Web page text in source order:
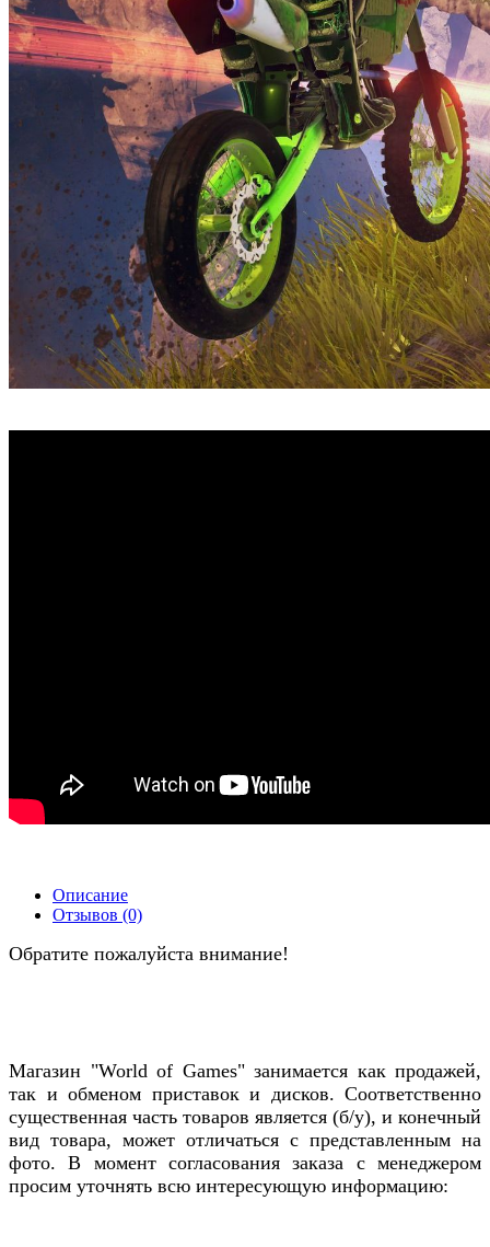
Описание
Отзывов (0)
Обратите пожалуйста внимание!
Магазин "World of Games" занимается как продажей,
так и обменом приставок и дисков. Соответственно
существенная часть товаров является (б/у), и конечный
вид товара, может отличаться с представленным на
фото. В момент согласования заказа с менеджером
просим уточнять всю интересующую информацию: